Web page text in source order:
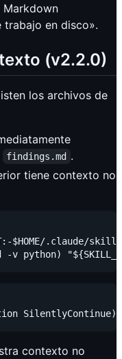
Markdown
trabajo en disco».
(v2.2.0)
los archivos de
findings.md .
tiene contexto no
$HOME/
contexto no